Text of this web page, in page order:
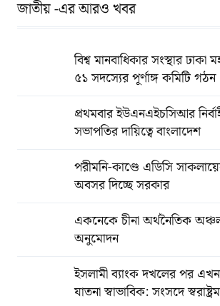
জাতীয় -এর আরও খবর
বিশ্ব মানবাধিকার সংস্থার ঢাকা
৫১ সদস্যের পূর্ণাঙ্গ কমিটি গঠন
প্রথমবার ইউএনএইচসিআর
সভাপতির দায়িত্বে বাংলাদেশ
পরীমনি-কাণ্ডে এডিসি
অবসর দিচ্ছে সরকার
একনেকে চীনা অর্থনৈতিক
অনুমোদন
ইসলামী ব্যাংক দখলের পর
যাতনা স্বাভাবিক: সংসদে